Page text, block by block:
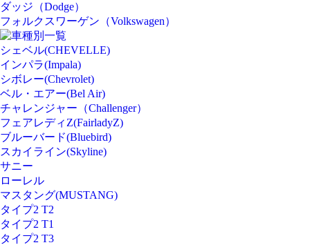
ダッジ（Dodge）
フォルクスワーゲン（Volkswagen）
車種別一覧
シェベル(CHEVELLE)
インパラ(Impala)
シボレー(Chevrolet)
ベル・エアー(Bel Air)
チャレンジャー（Challenger）
フェアレディZ(FairladyZ)
ブルーバード(Bluebird)
スカイライン(Skyline)
サニー
ローレル
マスタング(MUSTANG)
タイプ2 T2
タイプ2 T1
タイプ2 T3